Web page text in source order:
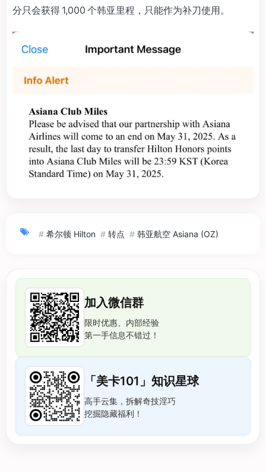
分只会获得 1,000 个韩亚里程，只能作为补刀使用。
# 希尔顿 Hilton # 转点 # 韩亚航空 Asiana (OZ)
加入微信群
限时优惠、内部经验
第一手信息不错过！
「美卡101」知识星球
高手云集，拆解奇技淫巧
挖掘隐藏福利！